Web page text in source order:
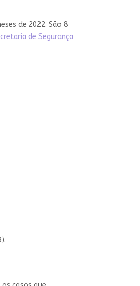
de 2022. São 8
de Segurança